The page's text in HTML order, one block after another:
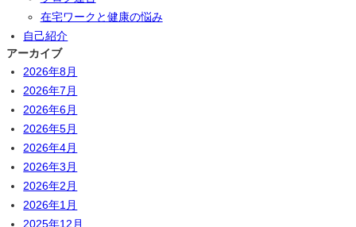
在宅ワークと健康の悩み
自己紹介
アーカイブ
2026年8月
2026年7月
2026年6月
2026年5月
2026年4月
2026年3月
2026年2月
2026年1月
2025年12月